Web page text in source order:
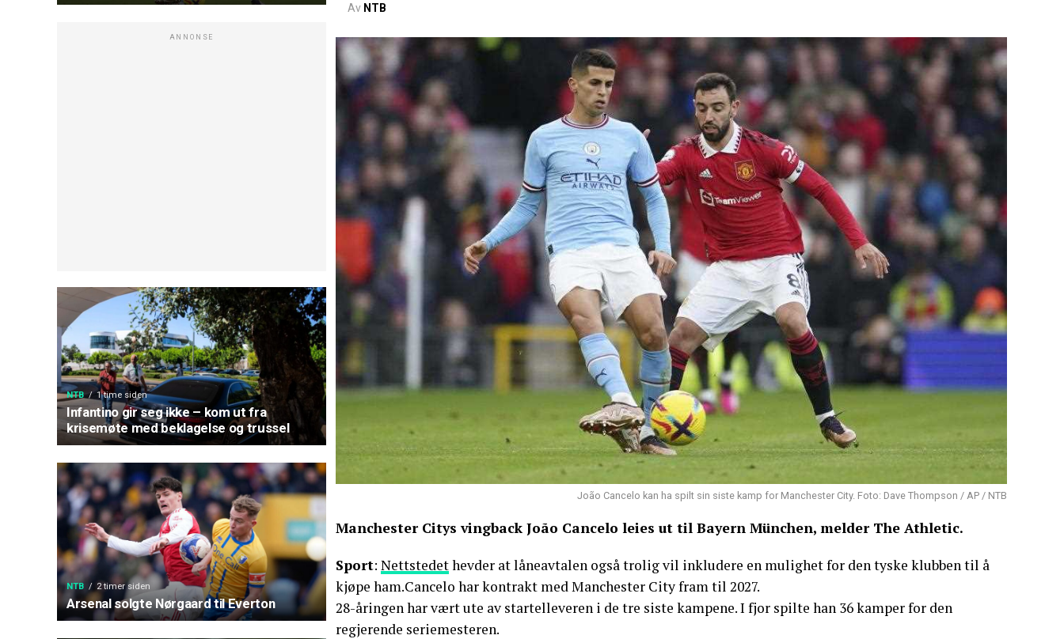
ANNONSE
NTB 1 time siden
Infantino gir seg ikke – kom ut fra
krisemøte med beklagelse og trussel
NTB 2 timer siden
Arsenal solgte Nørgaard til Everton
Av NTB
João Cancelo kan ha spilt sin siste kamp for Manchester City. Foto: Dave Thompson / AP / NTB
Manchester Citys vingback João Cancelo leies ut til Bayern München, melder The Athletic.
Sport: Nettstedethevder at låneavtalen også trolig vil inkludere en mulighet for den tyske klubben til å
kjøpe ham.Cancelo har kontrakt med Manchester City fram til 2027.
28-åringen har vært ute av startelleveren i de tre siste kampene. I fjor spilte han 36 kamper for den
regjerende seriemesteren.